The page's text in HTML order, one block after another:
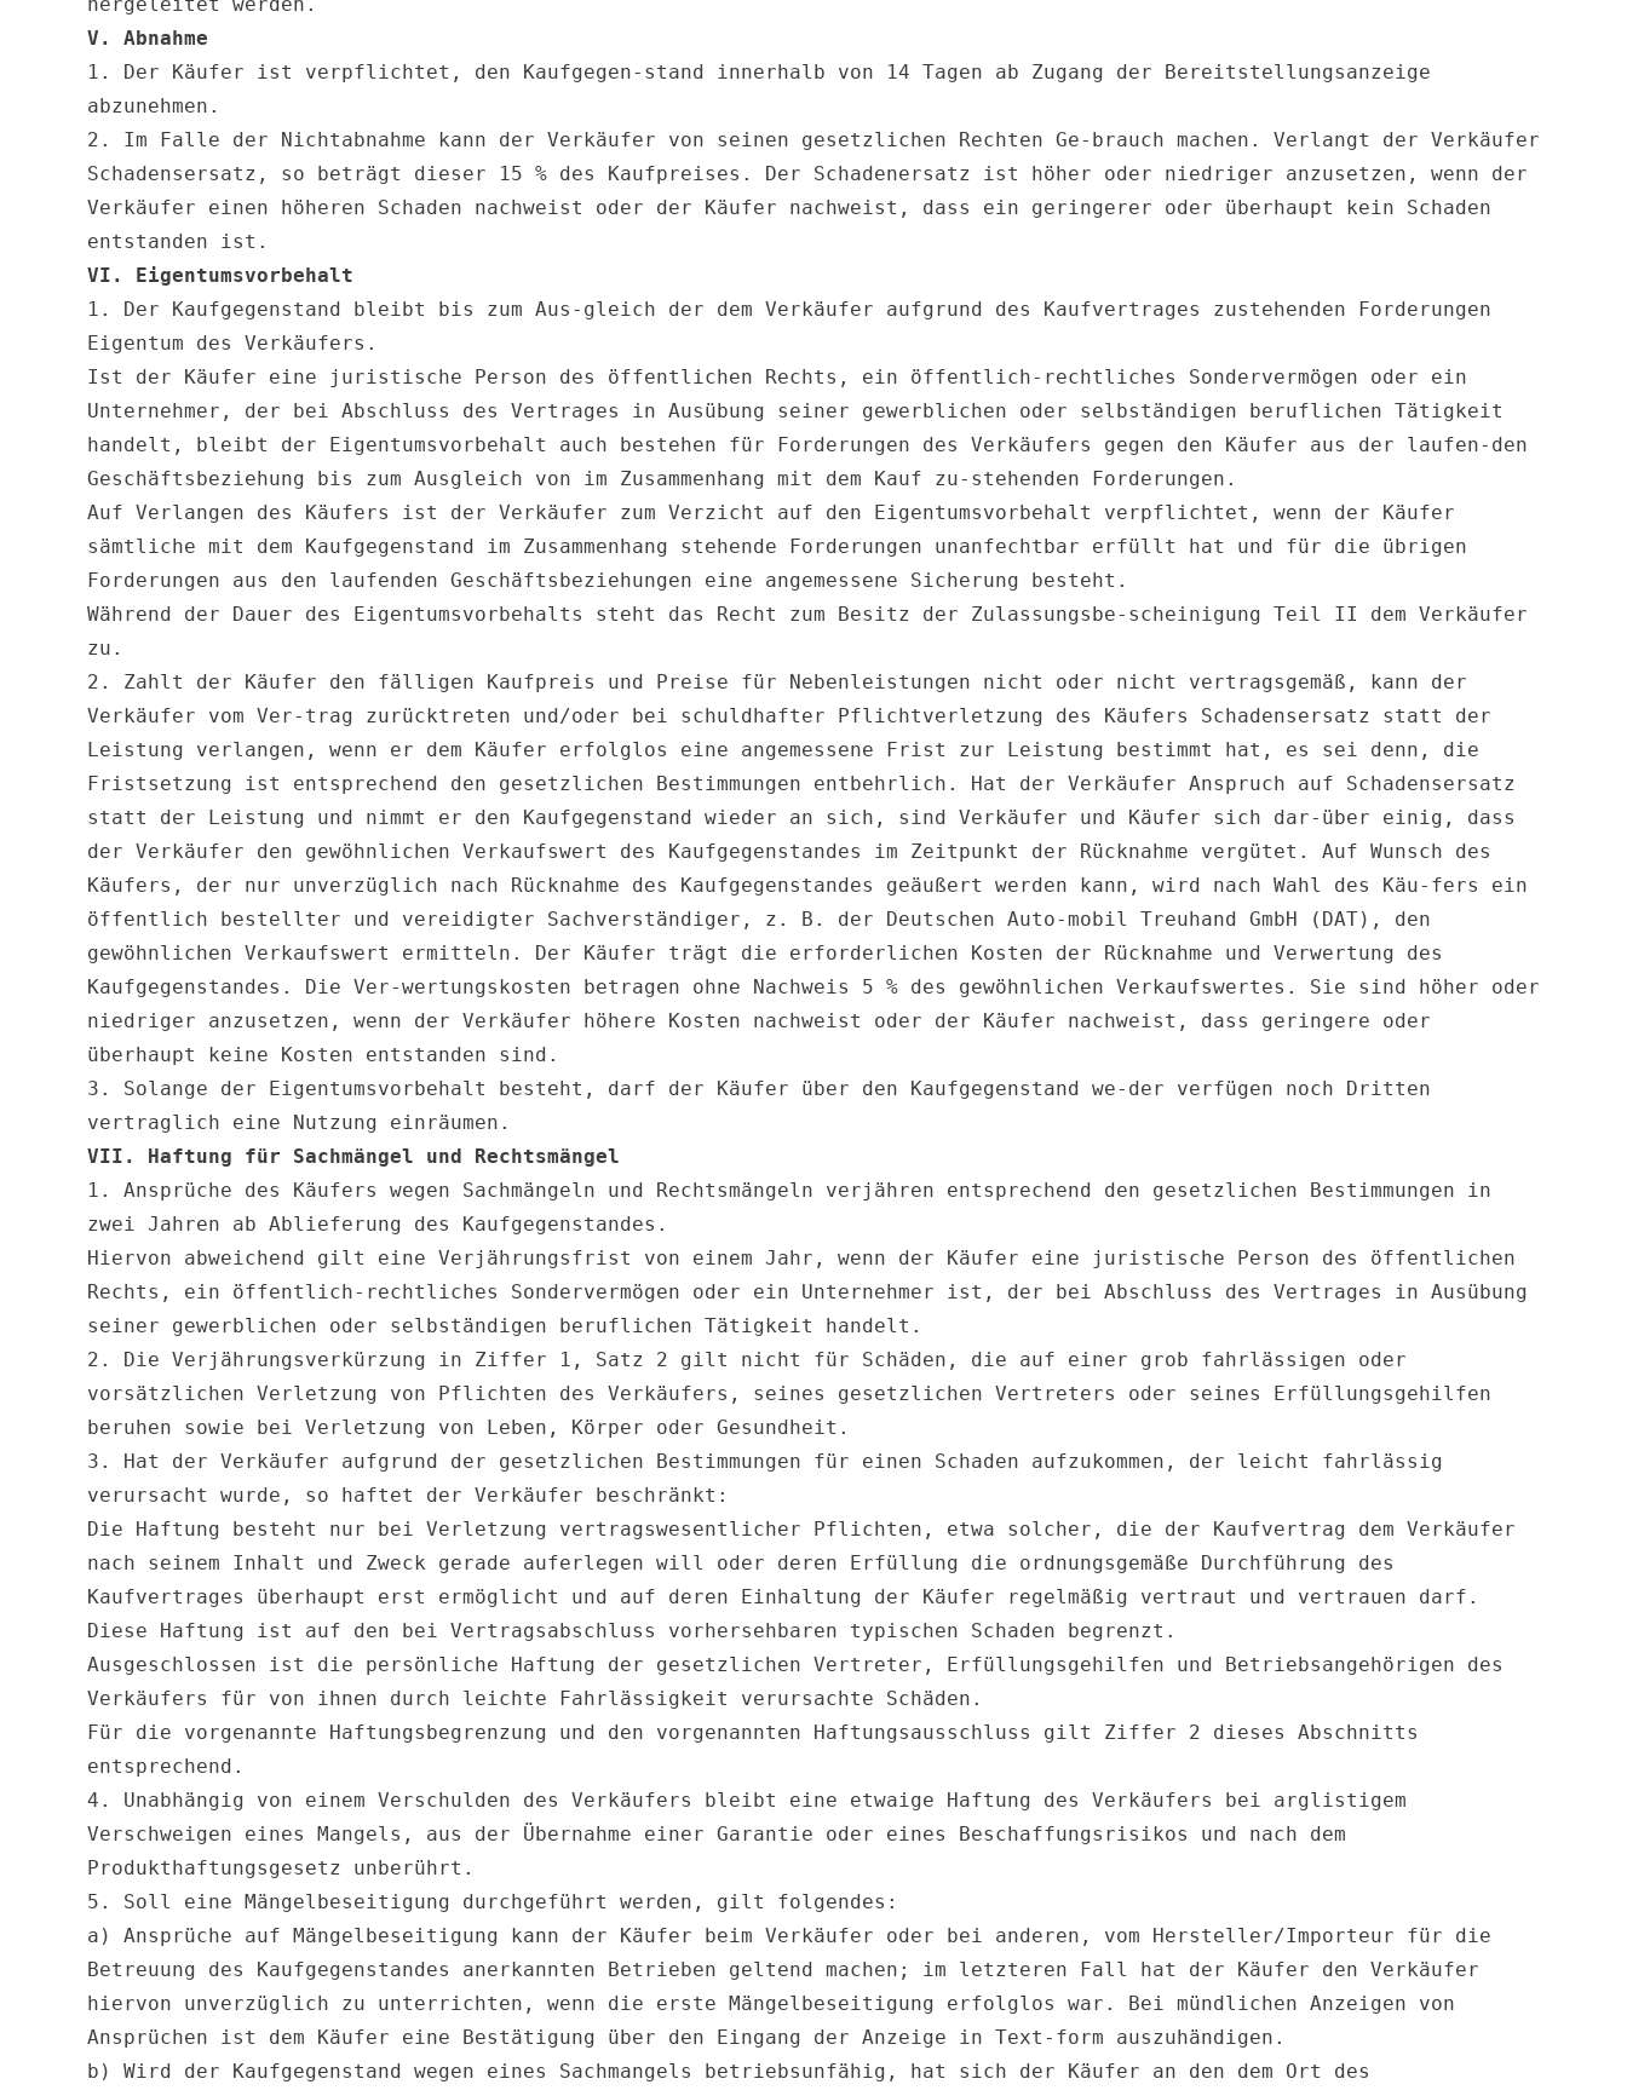
V. Abnahme
1. Der Käufer ist verpflichtet, den Kaufgegen-stand innerhalb von 14 Tagen ab Zugang der Bereitstellungsanzeige
abzunehmen.
2. Im Falle der Nichtabnahme kann der Verkäufer von seinen gesetzlichen Rechten Ge-brauch machen. Verlangt der Verkäufer
Schadensersatz, so beträgt dieser 15 % des Kaufpreises. Der Schadenersatz ist höher oder niedriger anzusetzen, wenn der
Verkäufer einen höheren Schaden nachweist oder der Käufer nachweist, dass ein geringerer oder überhaupt kein Schaden
VI. Eigentumsvorbehalt
1. Der Kaufgegenstand bleibt bis zum Aus-gleich der dem Verkäufer aufgrund des Kaufvertrages zustehenden Forderungen
Eigentum des Verkäufers.
Ist der Käufer eine juristische Person des öffentlichen Rechts, ein öffentlich-rechtliches Sondervermögen oder ein
Unternehmer, der bei Abschluss des Vertrages in Ausübung seiner gewerblichen oder selbständigen beruflichen Tätigkeit
handelt, bleibt der Eigentumsvorbehalt auch bestehen für Forderungen des Verkäufers gegen den Käufer aus der laufen-den
Geschäftsbeziehung bis zum Ausgleich von im Zusammenhang mit dem Kauf zu-stehenden Forderungen.
Auf Verlangen des Käufers ist der Verkäufer zum Verzicht auf den Eigentumsvorbehalt verpflichtet, wenn der Käufer
sämtliche mit dem Kaufgegenstand im Zusammenhang stehende Forderungen unanfechtbar erfüllt hat und für die übrigen
Forderungen aus den laufenden Geschäftsbeziehungen eine angemessene Sicherung besteht.
Während der Dauer des Eigentumsvorbehalts steht das Recht zum Besitz der Zulassungsbe-scheinigung Teil II dem Verkäufer
zu.
2. Zahlt der Käufer den fälligen Kaufpreis und Preise für Nebenleistungen nicht oder nicht vertragsgemäß, kann der
Verkäufer vom Ver-trag zurücktreten und/oder bei schuldhafter Pflichtverletzung des Käufers Schadensersatz statt der
Leistung verlangen, wenn er dem Käufer erfolglos eine angemessene Frist zur Leistung bestimmt hat, es sei denn, die
Fristsetzung ist entsprechend den gesetzlichen Bestimmungen entbehrlich. Hat der Verkäufer Anspruch auf Schadensersatz
statt der Leistung und nimmt er den Kaufgegenstand wieder an sich, sind Verkäufer und Käufer sich dar-über einig, dass
der Verkäufer den gewöhnlichen Verkaufswert des Kaufgegenstandes im Zeitpunkt der Rücknahme vergütet. Auf Wunsch des
Käufers, der nur unverzüglich nach Rücknahme des Kaufgegenstandes geäußert werden kann, wird nach Wahl des Käu-fers ein
öffentlich bestellter und vereidigter Sachverständiger, z. B. der Deutschen Auto-mobil Treuhand GmbH (DAT), den
gewöhnlichen Verkaufswert ermitteln. Der Käufer trägt die erforderlichen Kosten der Rücknahme und Verwertung des
Kaufgegenstandes. Die Ver-wertungskosten betragen ohne Nachweis 5 % des gewöhnlichen Verkaufswertes. Sie sind höher oder
niedriger anzusetzen, wenn der Verkäufer höhere Kosten nachweist oder der Käufer nachweist, dass geringere oder
überhaupt keine Kosten entstanden sind.
3. Solange der Eigentumsvorbehalt besteht, darf der Käufer über den Kaufgegenstand we-der verfügen noch Dritten
VII. Haftung für Sachmängel und Rechtsmängel
1. Ansprüche des Käufers wegen Sachmängeln und Rechtsmängeln verjähren entsprechend den gesetzlichen Bestimmungen in
zwei Jahren ab Ablieferung des Kaufgegenstandes.
Hiervon abweichend gilt eine Verjährungsfrist von einem Jahr, wenn der Käufer eine juristische Person des öffentlichen
Rechts, ein öffentlich-rechtliches Sondervermögen oder ein Unternehmer ist, der bei Abschluss des Vertrages in Ausübung
seiner gewerblichen oder selbständigen beruflichen Tätigkeit handelt.
2. Die Verjährungsverkürzung in Ziffer 1, Satz 2 gilt nicht für Schäden, die auf einer grob fahrlässigen oder
vorsätzlichen Verletzung von Pflichten des Verkäufers, seines gesetzlichen Vertreters oder seines Erfüllungsgehilfen
beruhen sowie bei Verletzung von Leben, Körper oder Gesundheit.
3. Hat der Verkäufer aufgrund der gesetzlichen Bestimmungen für einen Schaden aufzukommen, der leicht fahrlässig
verursacht wurde, so haftet der Verkäufer beschränkt:
Die Haftung besteht nur bei Verletzung vertragswesentlicher Pflichten, etwa solcher, die der Kaufvertrag dem Verkäufer
nach seinem Inhalt und Zweck gerade auferlegen will oder deren Erfüllung die ordnungsgemäße Durchführung des
Kaufvertrages überhaupt erst ermöglicht und auf deren Einhaltung der Käufer regelmäßig vertraut und vertrauen darf.
Diese Haftung ist auf den bei Vertragsabschluss vorhersehbaren typischen Schaden begrenzt.
Ausgeschlossen ist die persönliche Haftung der gesetzlichen Vertreter, Erfüllungsgehilfen und Betriebsangehörigen des
Verkäufers für von ihnen durch leichte Fahrlässigkeit verursachte Schäden.
Für die vorgenannte Haftungsbegrenzung und den vorgenannten Haftungsausschluss gilt Ziffer 2 dieses Abschnitts
entsprechend.
4. Unabhängig von einem Verschulden des Verkäufers bleibt eine etwaige Haftung des Verkäufers bei arglistigem
Verschweigen eines Mangels, aus der Übernahme einer Garantie oder eines Beschaffungsrisikos und nach dem
Produkthaftungsgesetz unberührt.
5. Soll eine Mängelbeseitigung durchgeführt werden, gilt folgendes:
a) Ansprüche auf Mängelbeseitigung kann der Käufer beim Verkäufer oder bei anderen, vom Hersteller/Importeur für die
Betreuung des Kaufgegenstandes anerkannten Betrieben geltend machen; im letzteren Fall hat der Käufer den Verkäufer
hiervon unverzüglich zu unterrichten, wenn die erste Mängelbeseitigung erfolglos war. Bei mündlichen Anzeigen von
Ansprüchen ist dem Käufer eine Bestätigung über den Eingang der Anzeige in Text-form auszuhändigen.
b) Wird der Kaufgegenstand wegen eines Sachmangels betriebsunfähig, hat sich der Käufer an den dem Ort des